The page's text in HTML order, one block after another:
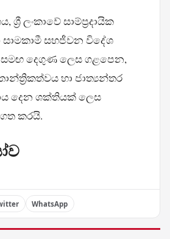
ශ්‍රී ලංකාවේ සාම්ප්‍රදායික
සාමකාමී සහජීවන විදේශ
සමඟ දෙගුණ ලෙස ගළපෙන,
හා ජාත්‍යන්තර
දෙන ශක්තියක් ලෙස
කරයි.
WhatsApp